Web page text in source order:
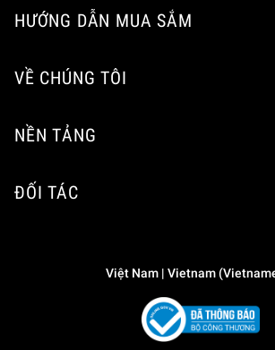
HƯỚNG DẪN MUA SẮM
VỀ CHÚNG TÔI
NỀN TẢNG
ĐỐI TÁC
Việt Nam | Vietnam